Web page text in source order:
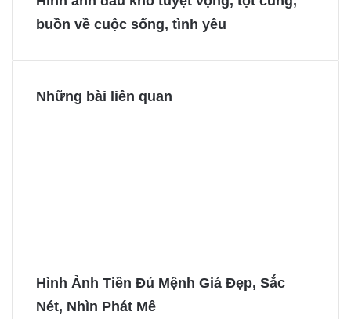
o
k
e
s
g
e
g
e
buồn về cuộc sống, tình yêu
Những bài liên quan
Hình Ảnh Tiền Đủ Mệnh Giá Đẹp, Sắc
Nét, Nhìn Phát Mê